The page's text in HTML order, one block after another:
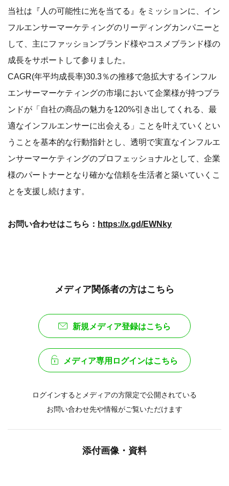
当社は『人の可能性に光を当てる』をミッションに、イン
フルエンサーマーケティングのリーディングカンパニーと
して、主にファッションブランド様やコスメブランド様の
成長をサポートして参りました。
CAGR(年平均成長率)30.3％の推移で急拡大するインフル
エンサーマーケティングの市場において企業様が持つブラ
ンドが「自社の商品の魅力を120%引き出してくれる、最
適なインフルエンサーに出会える」ことを叶えていくとい
うことを基本的な行動指針とし、透明で実直なインフルエ
ンサーマーケティングのプロフェッショナルとして、企業
様のパートナーとなり確かな信頼を生活者と築いていくこ
とを支援し続けます。
お問い合わせはこちら： https://x.gd/EWNky
メディア関係者の方はこちら
新規メディア登録はこちら
メディア専用ログインはこちら
ログインするとメディアの方限定で公開されている
お問い合わせ先や情報がご覧いただけます
添付画像・資料